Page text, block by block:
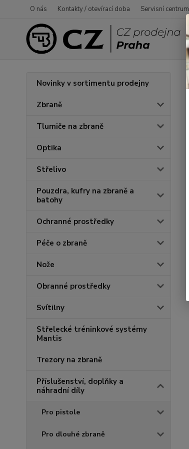
O nás Kontakty / otevírací doba Servisní centrum
Novinky v sortimentu prodejny
Zbraně
Tlumiče na zbraně
Optika
Střelivo
Pouzdra, kufry na zbraně a
batohy
Ochranné prostředky
Péče o zbraně
Nože
Obranné prostředky
Svítilny
Střelecké tréninkové systémy
Mantis
Trezory na zbraně
Příslušenství, doplňky a
náhradní díly
Pro pistole
Pro dlouhé zbraně